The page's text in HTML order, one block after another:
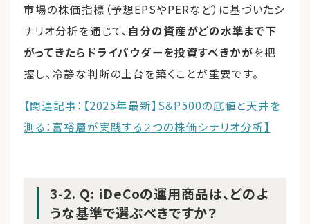
市場の株価指標（予想EPSやPERなど）に基づいたシ
ナリオ分析を通じて、 自分の資産がどの水準まで下
がってきたらドライパウダーを投資すべきかがを把
握し、冷静な判断の土台を築くことが重要です。
【関連記事：【2025年最新】S&P500の底値と天井を
測る：富裕層が実践する２つの株価シナリオ分析】
3-2. Q: iDeCoの運用商品は、どのよ
うな基準で選ぶべきですか？